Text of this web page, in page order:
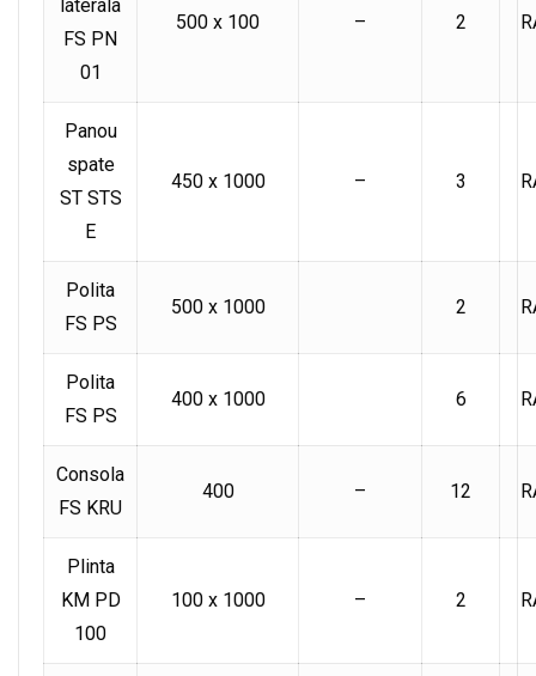
laterala
FS PN
01
500 x 100 – 2
Panou
spate
ST STS
E
450 x 1000 – 3
Polita
FS PS
500 x 1000 2
Polita
FS PS
400 x 1000 6
Consola
FS KRU
400 – 12
Plinta
KM PD
100
100 x 1000 – 2